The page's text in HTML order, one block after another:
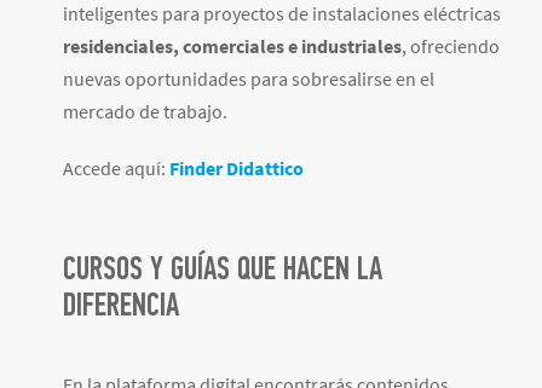
inteligentes para proyectos de instalaciones eléctricas
residenciales, comerciales e industriales, ofreciendo
nuevas oportunidades para sobresalirse en el
mercado de trabajo.
Accede aquí: Finder Didattico
CURSOS Y GUÍAS QUE HACEN LA
DIFERENCIA